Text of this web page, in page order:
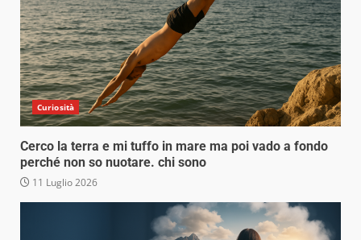
Curiosità
Cerco la terra e mi tuffo in mare ma poi vado a fondo
perché non so nuotare. chi sono
11 Luglio 2026